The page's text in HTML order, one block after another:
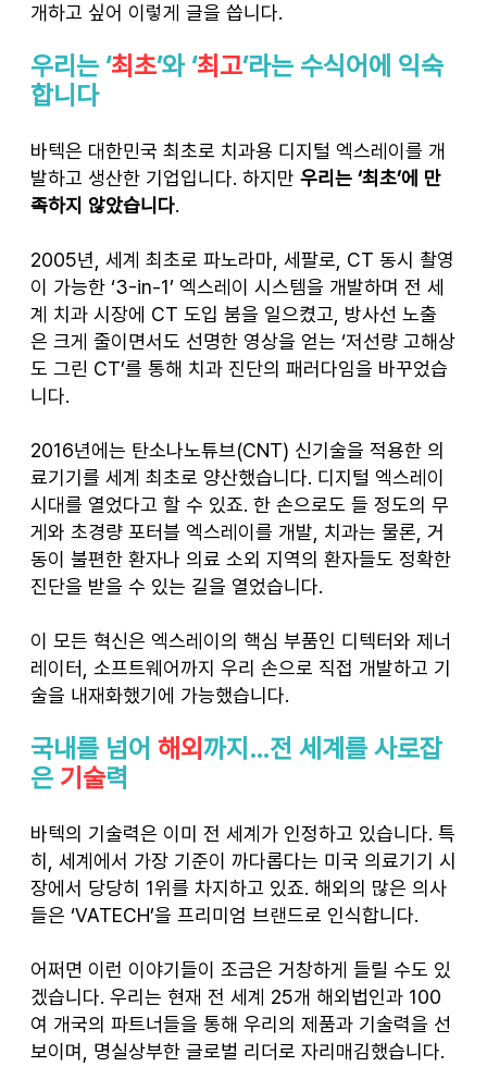
개하고 싶어 이렇게 글을 씁니다.
우리는 ‘최초’와 ‘최고’라는 수식어에 익숙
합니다
바텍은 대한민국 최초로 치과용 디지털 엑스레이를 개
발하고 생산한 기업입니다. 하지만 우리는 ‘최초’에 만
족하지 않았습니다.
2005년, 세계 최초로 파노라마, 세팔로, CT 동시 촬영
이 가능한 ‘3-in-1’ 엑스레이 시스템을 개발하며 전 세
계 치과 시장에 CT 도입 붐을 일으켰고, 방사선 노출
은 크게 줄이면서도 선명한 영상을 얻는 ‘저선량 고해상
도 그린 CT’를 통해 치과 진단의 패러다임을 바꾸었습
니다.
2016년에는 탄소나노튜브(CNT) 신기술을 적용한 의
료기기를 세계 최초로 양산했습니다. 디지털 엑스레이
시대를 열었다고 할 수 있죠. 한 손으로도 들 정도의 무
게와 초경량 포터블 엑스레이를 개발, 치과는 물론, 거
동이 불편한 환자나 의료 소외 지역의 환자들도 정확한
진단을 받을 수 있는 길을 열었습니다.
이 모든 혁신은 엑스레이의 핵심 부품인 디텍터와 제너
레이터, 소프트웨어까지 우리 손으로 직접 개발하고 기
술을 내재화했기에 가능했습니다.
국내를 넘어 해외까지…전 세계를 사로잡
은 기술력
바텍의 기술력은 이미 전 세계가 인정하고 있습니다. 특
히, 세계에서 가장 기준이 까다롭다는 미국 의료기기 시
장에서 당당히 1위를 차지하고 있죠. 해외의 많은 의사
들은 ‘VATECH’을 프리미엄 브랜드로 인식합니다.
어쩌면 이런 이야기들이 조금은 거창하게 들릴 수도 있
겠습니다. 우리는 현재 전 세계 25개 해외법인과 100
여 개국의 파트너들을 통해 우리의 제품과 기술력을 선
보이며, 명실상부한 글로벌 리더로 자리매김했습니다.